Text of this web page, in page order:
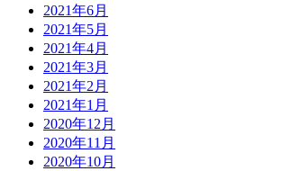
2021年6月
2021年5月
2021年4月
2021年3月
2021年2月
2021年1月
2020年12月
2020年11月
2020年10月